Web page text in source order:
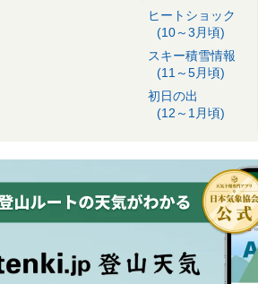
ヒートショック
(10～3月頃)
スキー積雪情報
(11～5月頃)
初日の出
(12～1月頃)